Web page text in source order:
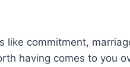
like commitment,
having comes to you